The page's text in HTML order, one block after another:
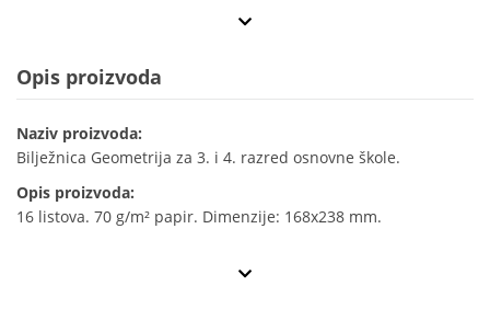
Opis proizvoda
Naziv proizvoda:
Bilježnica Geometrija za 3. i 4. razred osnovne škole.
Opis proizvoda:
16 listova. 70 g/m² papir. Dimenzije: 168x238 mm.